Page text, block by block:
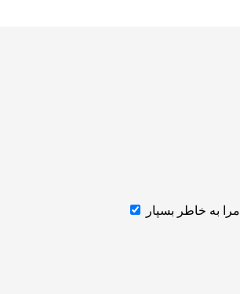
مرا به خاطر بسپار